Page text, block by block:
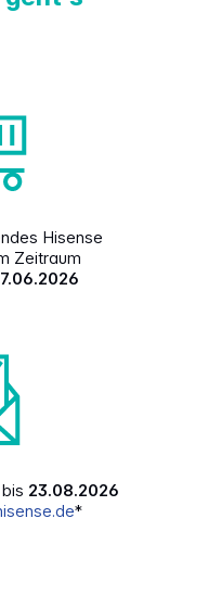
Hisense
Zeitraum
23.08.2026
*